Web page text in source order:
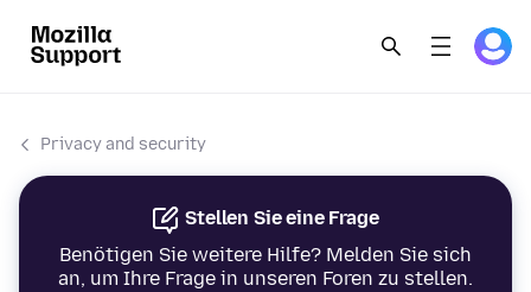
Privacy and security
Stellen Sie eine Frage
Benötigen Sie weitere Hilfe? Melden Sie sich
an, um Ihre Frage in unseren Foren zu stellen.